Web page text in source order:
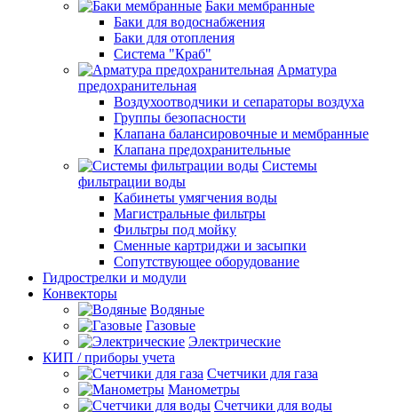
Баки мембранные
Баки для водоснабжения
Баки для отопления
Система "Краб"
Арматура
предохранительная
Воздухоотводчики и сепараторы воздуха
Группы безопасности
Клапана балансировочные и мембранные
Клапана предохранительные
Системы
фильтрации воды
Кабинеты умягчения воды
Магистральные фильтры
Фильтры под мойку
Сменные картриджи и засыпки
Сопутствующее оборудование
Гидрострелки и модули
Конвекторы
Водяные
Газовые
Электрические
КИП / приборы учета
Счетчики для газа
Манометры
Счетчики для воды